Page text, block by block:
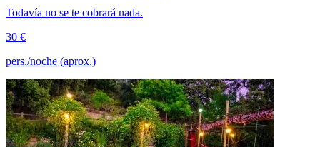
Todavía no se te cobrará nada.
30 €
pers./noche (aprox.)